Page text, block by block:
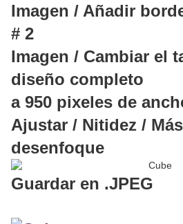
Imagen / Añadir
# 2
Imagen / Cambiar el
diseño completo
a 950 pixeles de
Ajustar / Nitidez /
desenfoque
Guardar en .JPEG